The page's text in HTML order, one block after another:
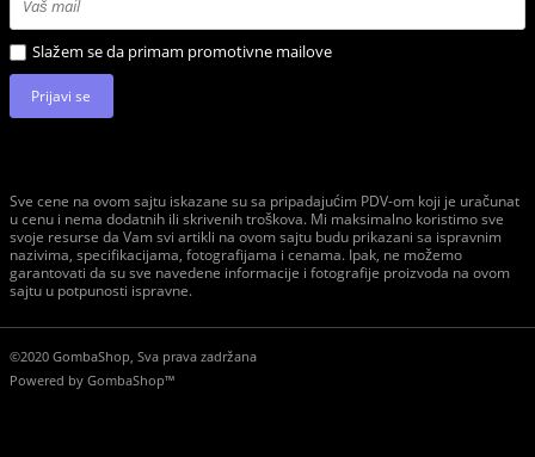
Slažem se da primam promotivne mailove
Prijavi se
Sve cene na ovom sajtu iskazane su sa pripadajućim PDV-om koji je uračunat
u cenu i nema dodatnih ili skrivenih troškova. Mi maksimalno koristimo sve
svoje resurse da Vam svi artikli na ovom sajtu budu prikazani sa ispravnim
nazivima, specifikacijama, fotografijama i cenama. Ipak, ne možemo
garantovati da su sve navedene informacije i fotografije proizvoda na ovom
sajtu u potpunosti ispravne.
©2020 GombaShop, Sva prava zadržana
Powered by GombaShop™